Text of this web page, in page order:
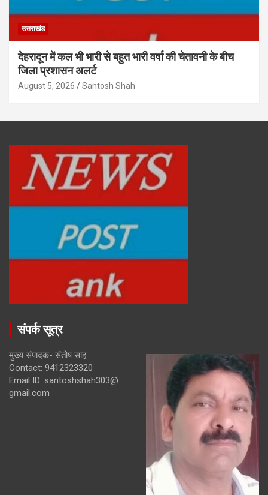
उत्तराखंड
देहरादून में कल भी भारी से बहुत भारी वर्षा की चेतावनी के बीच
जिला प्रशासन अलर्ट
August 5, 2026 Santosh Shah
संपर्क सूत्र
मुख्य संपादक- संतोष साह
Contact: 9412323320
Email ID: santoshshah303@
gmail.com